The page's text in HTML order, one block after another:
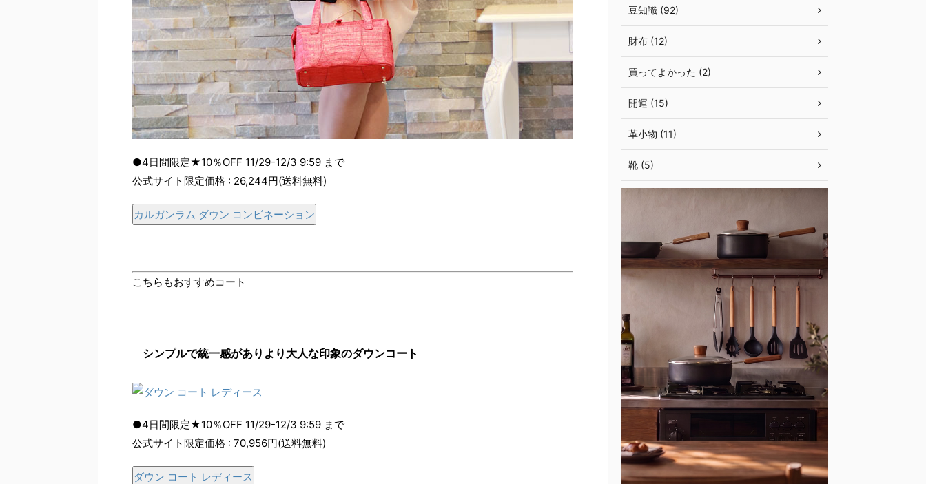
●4日間限定★10％OFF 11/29-12/3 9:59 まで
公式サイト限定価格 : 26,244円(送料無料)
カルガンラム ダウン コンビネーション
こちらもおすすめコート
シンプルで統一感がありより大人な印象のダウンコート
●4日間限定★10％OFF 11/29-12/3 9:59 まで
公式サイト限定価格 : 70,956円(送料無料)
ダウン コート レディース
豆知識 (92)
財布 (12)
買ってよかった (2)
開運 (15)
革小物 (11)
靴 (5)